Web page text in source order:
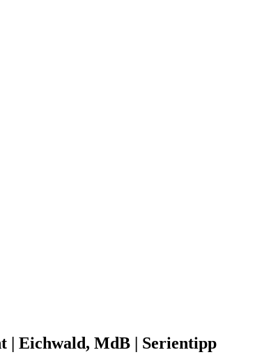
zu neuen Serien und neuen Staffeln.
Eichwald, MdB | Serientipp